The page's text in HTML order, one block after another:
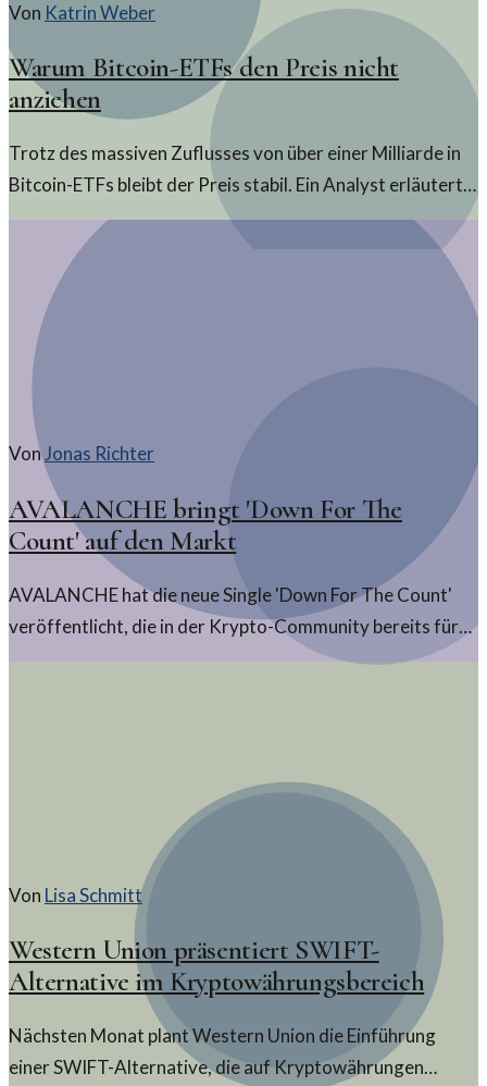
Von Katrin Weber
Warum Bitcoin-ETFs den Preis nicht
anziehen
Trotz des massiven Zuflusses von über einer Milliarde in
Bitcoin-ETFs bleibt der Preis stabil. Ein Analyst erläutert
die Hintergründe und mögliche Ursachen.
VonJonas Richter
AVALANCHE bringt 'Down For The
Count' auf den Markt
AVALANCHE hat die neue Single 'Down For The Count'
veröffentlicht, die in der Krypto-Community bereits für
Aufmerksamkeit sorgt. Die Veröffentlichung zeigt die
Von Lisa Schmitt
Western Union präsentiert SWIFT-
Alternative im Kryptowährungsbereich
Nächsten Monat plant Western Union die Einführung
einer SWIFT-Alternative, die auf Kryptowährungen